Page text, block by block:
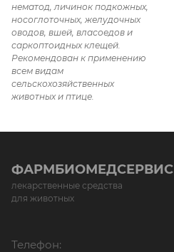
нематод, личинок подкожных,
носоглоточных, желудочных
оводов, вшей, власоедов и
саркоптоидных клещей.
Рекомендован к применению
всем видам
сельскохозяйственных
животных и птице.
ФАРМБИОМЕДСЕРВИС
лекарственные средства
для животных
Телефон: